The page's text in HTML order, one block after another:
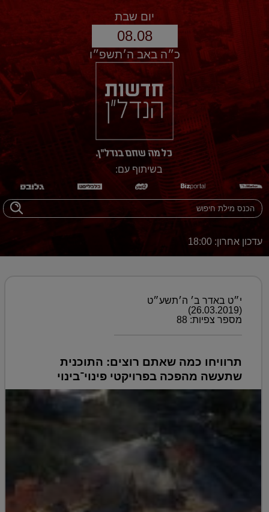
יום שבת
08.08
כ״ה באב ה׳תשפ״ו
בשיתוף עם:
עדכון אחרון: 18:00
י״ט באדר ב׳ ה׳תשע״ט
(26.03.2019)
מספר צפיות: 88
תרוויחו כמה שאתם רוצים: התוכנית
שתעשה מהפכה בפרויקטי פינוי־בינוי